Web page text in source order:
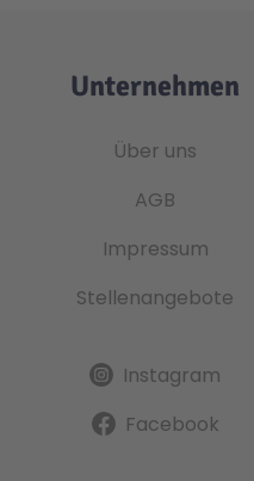
Unternehmen
Über uns
AGB
Impressum
Stellenangebote
Instagram
Facebook